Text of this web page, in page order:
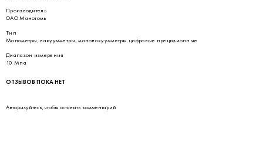
Производитель
ОАО Манотомь
Тип
Манометры, вакуумметры, мановакуумметры цифровые прецизионные
Диапазон измерения
10 Мпа
ОТЗЫВОВ ПОКА НЕТ
Авторизуйтесь, чтобы оставить комментарий